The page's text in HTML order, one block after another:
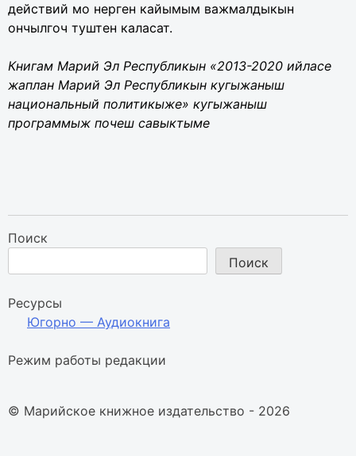
действий мо нерген кайымым важмалдыкын
ончылгоч туштен каласат.
Книгам Марий Эл Республикын «2013-2020 ийласе
жаплан Марий Эл Республикын кугыжаныш
национальный политикыже» кугыжаныш
программыж почеш савыктыме
Поиск
Поиск
Ресурсы
Югорно — Аудиокнига
Режим работы редакции
© Марийское книжное издательство - 2026